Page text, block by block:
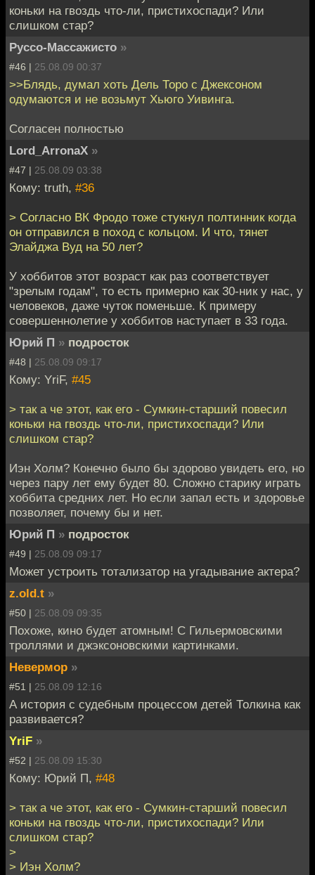
коньки на гвоздь что-ли, пристихоспади? Или
слишком стар?
Руссо-Массажисто »
#46 | 25.08.09 00:37
>>Блядь, думал хоть Дель Торо с Джексоном
одумаются и не возьмут Хьюго Уивинга.
Согласен полностью
Lord_ArronaX »
#47 | 25.08.09 03:38
Кому: truth, #36
> Согласно ВК Фродо тоже стукнул полтинник когда
он отправился в поход с кольцом. И что, тянет
Элайджа Вуд на 50 лет?
У хоббитов этот возраст как раз соответствует
"зрелым годам", то есть примерно как 30-ник у нас, у
человеков, даже чуток поменьше. К примеру
совершеннолетие у хоббитов наступает в 33 года.
Юрий П » подросток
#48 | 25.08.09 09:17
Кому: YriF, #45
> так а че этот, как его - Сумкин-старший повесил
коньки на гвоздь что-ли, пристихоспади? Или
слишком стар?
Иэн Холм? Конечно было бы здорово увидеть его, но
через пару лет ему будет 80. Сложно старику играть
хоббита средних лет. Но если запал есть и здоровье
позволяет, почему бы и нет.
Юрий П » подросток
#49 | 25.08.09 09:17
Может устроить тотализатор на угадывание актера?
z.old.t »
#50 | 25.08.09 09:35
Похоже, кино будет атомным! С Гильермовскими
троллями и джэксоновскими картинками.
Невермор »
#51 | 25.08.09 12:16
А история с судебным процессом детей Толкина как
развивается?
YriF »
#52 | 25.08.09 15:30
Кому: Юрий П, #48
> так а че этот, как его - Сумкин-старший повесил
коньки на гвоздь что-ли, пристихоспади? Или
слишком стар?
>
> Иэн Холм?